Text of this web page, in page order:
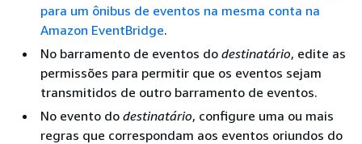
para um ônibus de eventos na mesma conta na
Amazon EventBridge.
No barramento de eventos do destinatário, edite as
permissões para permitir que os eventos sejam
transmitidos de outro barramento de eventos.
No evento do destinatário, configure uma ou mais
regras que correspondam aos eventos oriundos do